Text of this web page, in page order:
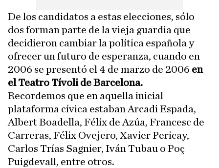
De los candidatos a estas elecciones, sólo
dos forman parte de la vieja guardia que
decidieron cambiar la política española y
ofrecer un futuro de esperanza, cuando en
2006 se presentó el 4 de marzo de 2006 en
el Teatro Tívoli de Barcelona.
Recordemos que en aquella inicial
plataforma cívica estaban Arcadi Espada,
Albert Boadella, Félix de Azúa, Francesc de
Carreras, Félix Ovejero, Xavier Pericay,
Carlos Trías Sagnier, Iván Tubau o Poç
Puigdevall, entre otros.